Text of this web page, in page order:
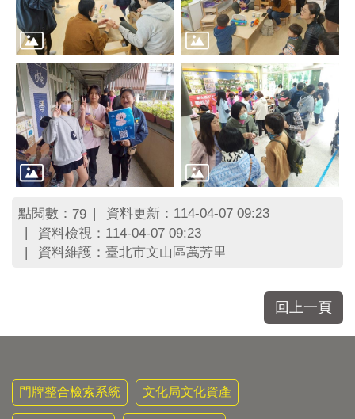
點閱數： 79
資料更新：114-04-07 09:23
資料檢視：114-04-07 09:23
資料維護：臺北市文山區萬芳里
回上一頁
門牌整合檢索系統 文化局文化資產